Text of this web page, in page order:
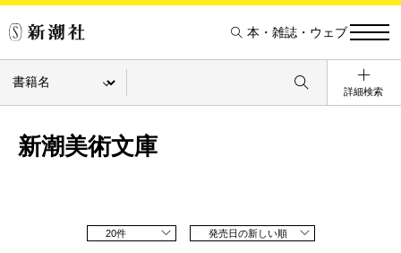
本・雑誌・ウェブ
詳細検索
新潮美術文庫
20件 発売日の新しい順